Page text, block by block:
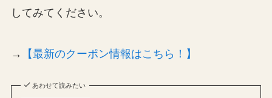
してみてください。
→ 【最新のクーポン情報はこちら！】
あわせて読みたい